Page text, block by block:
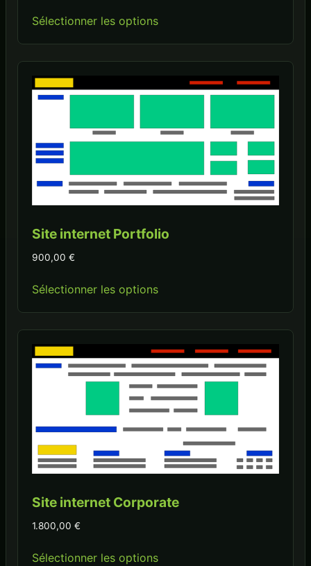
Sélectionner les options
Site internet Portfolio
900,00 €
Sélectionner les options
Site internet Corporate
1.800,00 €
Sélectionner les options